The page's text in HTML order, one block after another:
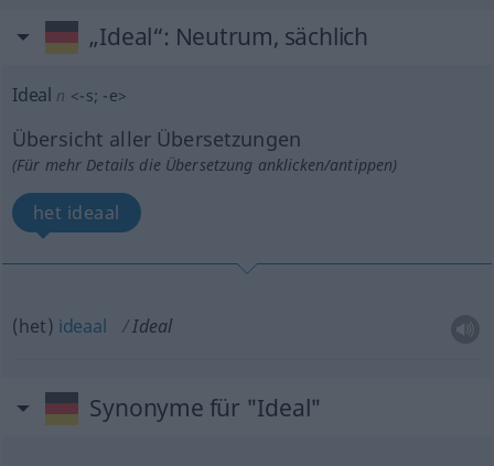
„Ideal“: Neutrum, sächlich
Ideal n <-s; -e>
Übersicht aller Übersetzungen
(Für mehr Details die Übersetzung anklicken/antippen)
het ideaal
(het) ideaal Ideal
Synonyme für "Ideal"